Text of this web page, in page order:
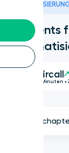
AI
Aircall
11 Minuten
Select